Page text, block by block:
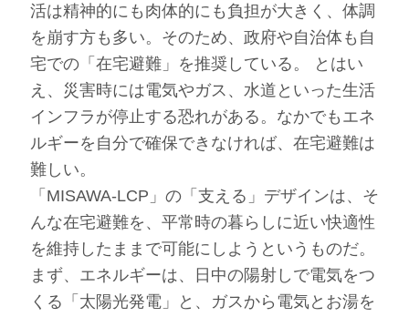
活は精神的にも肉体的にも負担が大きく、体調
を崩す方も多い。そのため、政府や自治体も自
宅での「在宅避難」を推奨している。 とはい
え、災害時には電気やガス、水道といった生活
インフラが停止する恐れがある。なかでもエネ
ルギーを自分で確保できなければ、在宅避難は
難しい。
「MISAWA-LCP」の「支える」デザインは、そ
んな在宅避難を、平常時の暮らしに近い快適性
を維持したままで可能にしようというものだ。
まず、エネルギーは、日中の陽射しで電気をつ
くる「太陽光発電」と、ガスから電気とお湯を